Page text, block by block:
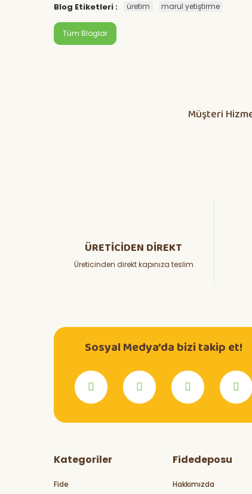
Blog Etiketleri : üretim marul yetiştirme
Tüm Bloglar
Müşteri
ÜRETİCİDEN DİREKT
Üreticinden direkt kapınıza teslim
Sosyal Medya'da bizi takip et!
Kategoriler
Fide
Fidedeposu
Hakkımızda